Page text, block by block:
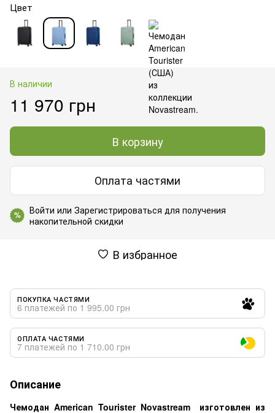
Цвет
В наличии
11 970 грн
В корзину
Оплата частями
% Войти или Зарегистрироваться для получения
накопительной скидки
В избранное
ПОКУПКА ЧАСТЯМИ
6 платежей по 1 995.00 грн
ОПЛАТА ЧАСТЯМИ
7 платежей по 1 710.00 грн
Описание
Чемодан American Tourister Novastream изготовлен из